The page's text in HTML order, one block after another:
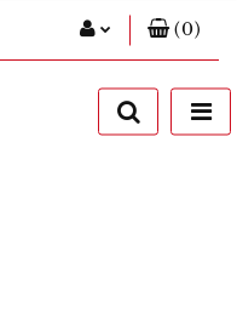
Zaloguj się
Zarejestruj się
(0)